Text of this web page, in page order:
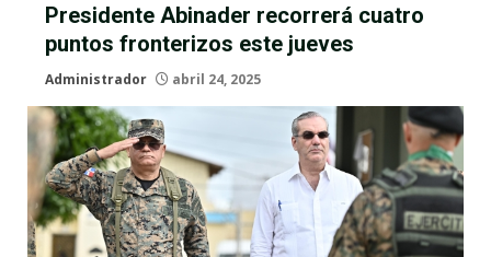
Presidente Abinader recorrerá cuatro
puntos fronterizos este jueves
Administrador abril 24, 2025